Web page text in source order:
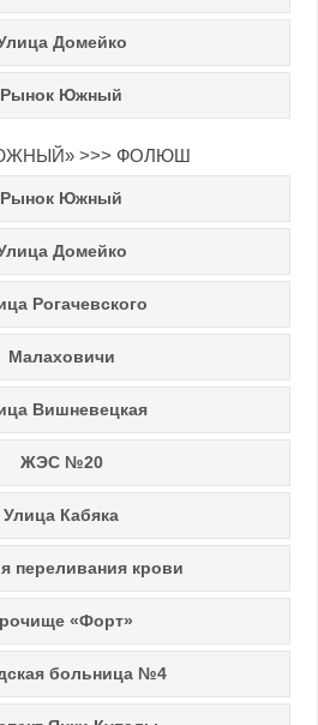
Домейко
Рынок Южный
>>> ФОЛЮШ
Рынок Южный
Домейко
Рогачевского
Малаховичи
Вишневецкая
ЖЭС №20
Улица Кабяка
переливания крови
«Форт»
больница №4